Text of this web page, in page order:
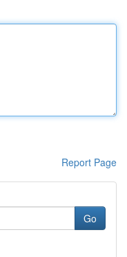
Report Page
Go